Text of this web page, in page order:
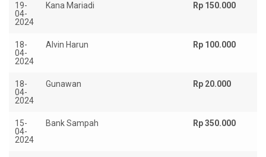
19-
04-
2024
Kana Mariadi Rp 150.000
18-
04-
2024
Alvin Harun Rp 100.000
18-
04-
2024
Gunawan Rp 20.000
15-
04-
2024
Bank Sampah Rp 350.000